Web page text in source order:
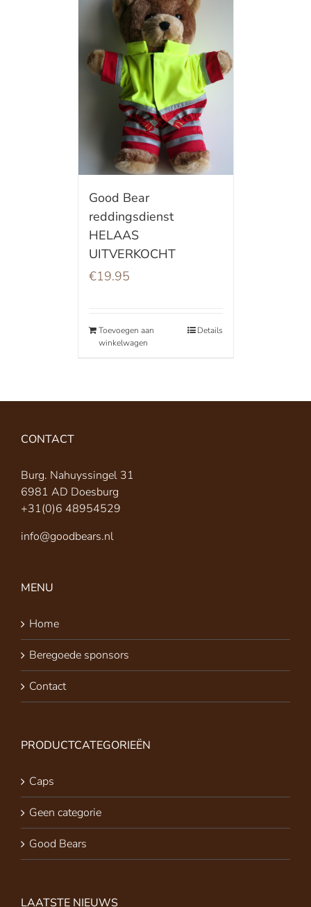
Good Bear
reddingsdienst
HELAAS
UITVERKOCHT
€19.95
Toevoegen aan
winkelwagen
Details
CONTACT
Burg. Nahuyssingel 31
6981 AD Doesburg
+31(0)6 48954529
info@goodbears.nl
MENU
Home
Beregoede sponsors
Contact
PRODUCTCATEGORIEËN
Caps
Geen categorie
Good Bears
LAATSTE NIEUWS